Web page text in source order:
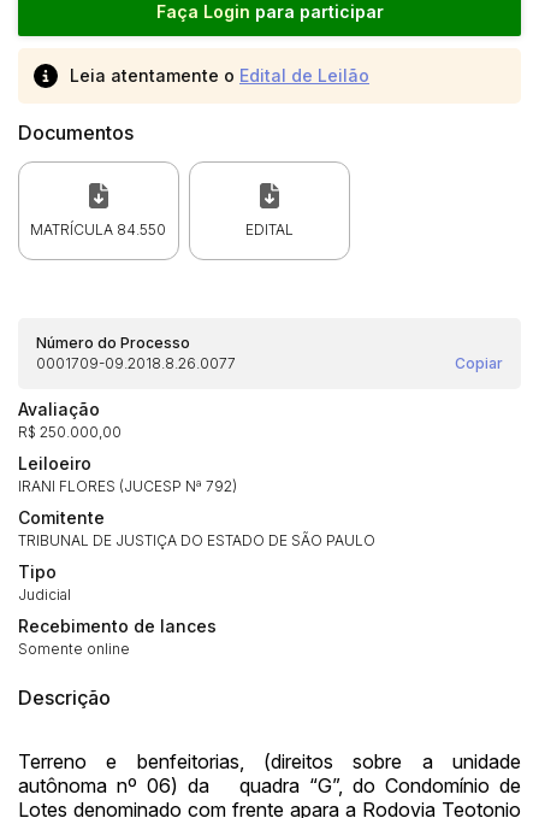
Faça Login para participar
Leia atentamente o Edital de Leilão
Documentos
MATRÍCULA 84.550 EDITAL
Número do Processo
0001709-09.2018.8.26.0077
Copiar
Avaliação
R$ 250.000,00
Leiloeiro
IRANI FLORES (JUCESP Nª 792)
Comitente
TRIBUNAL DE JUSTIÇA DO ESTADO DE SÃO PAULO
Tipo
Judicial
Recebimento de lances
Somente online
Descrição
Terreno e benfeitorias, (direitos sobre a unidade
autônoma nº 06) da quadra “G”, do Condomínio de
Lotes denominado com frente apara a Rodovia Teotonio